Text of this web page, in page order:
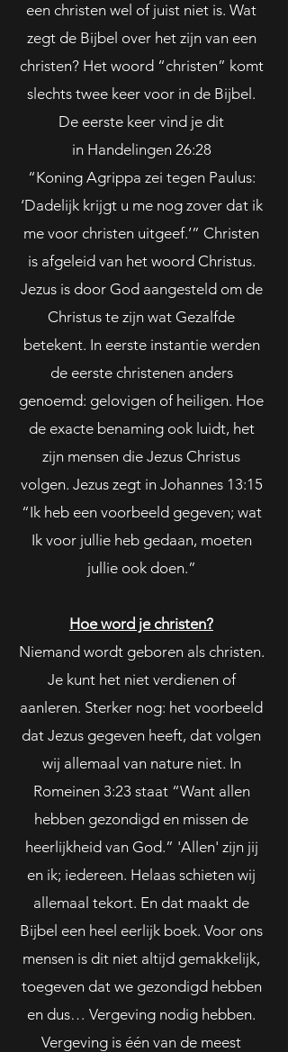
een christen wel of juist niet is. Wat
zegt de Bijbel over het zijn van een
christen? Het woord “christen” komt
slechts twee keer voor in de Bijbel.
De eerste keer vind je dit
in Handelingen 26:28
“Koning Agrippa zei tegen Paulus:
‘Dadelijk krijgt u me nog zover dat ik
me voor christen uitgeef.’” Christen
is afgeleid van het woord Christus.
Jezus is door God aangesteld om de
Christus te zijn wat Gezalfde
betekent. In eerste instantie werden
de eerste christenen anders
genoemd: gelovigen of heiligen. Hoe
de exacte benaming ook luidt, het
zijn mensen die Jezus Christus
volgen. Jezus zegt in Johannes 13:15
“Ik heb een voorbeeld gegeven; wat
Ik voor jullie heb gedaan, moeten
jullie ook doen.”
Hoe word je christen?
Niemand wordt geboren als christen.
Je kunt het niet verdienen of
aanleren. Sterker nog: het voorbeeld
dat Jezus gegeven heeft, dat volgen
wij allemaal van nature niet. In
Romeinen 3:23 staat “Want allen
hebben gezondigd en missen de
heerlijkheid van God.” 'Allen' zijn jij
en ik; iedereen. Helaas schieten wij
allemaal tekort. En dat maakt de
Bijbel een heel eerlijk boek. Voor ons
mensen is dit niet altijd gemakkelijk,
toegeven dat we gezondigd hebben
en dus… Vergeving nodig hebben.
Vergeving is één van de meest